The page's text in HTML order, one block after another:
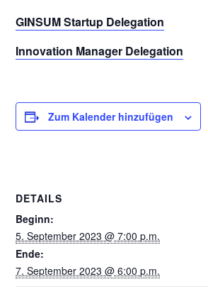
GINSUM Startup Delegation
Innovation Manager Delegation
Zum Kalender hinzufügen
DETAILS
Beginn:
5. September 2023 @ 7:00 p.m.
Ende:
7. September 2023 @ 6:00 p.m.